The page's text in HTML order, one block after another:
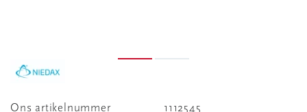
Ons artikelnummer
1112545